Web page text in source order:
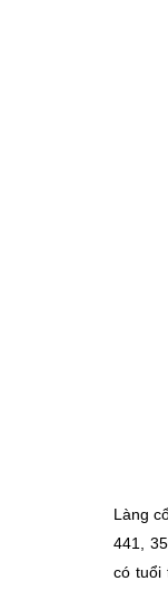
Làng
441,
có tuổi